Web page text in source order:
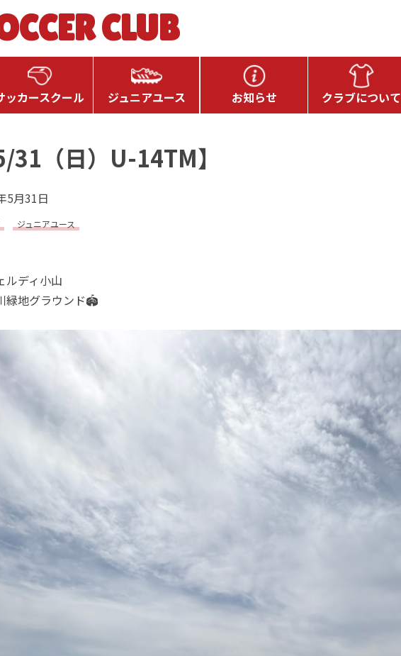
CLUB
ッカースクール ジュニアユース お知らせ クラブについて
31（日）U-14TM】
5月31日
ジュニアユース
ルディ小山
緑地グラウンド🏟️